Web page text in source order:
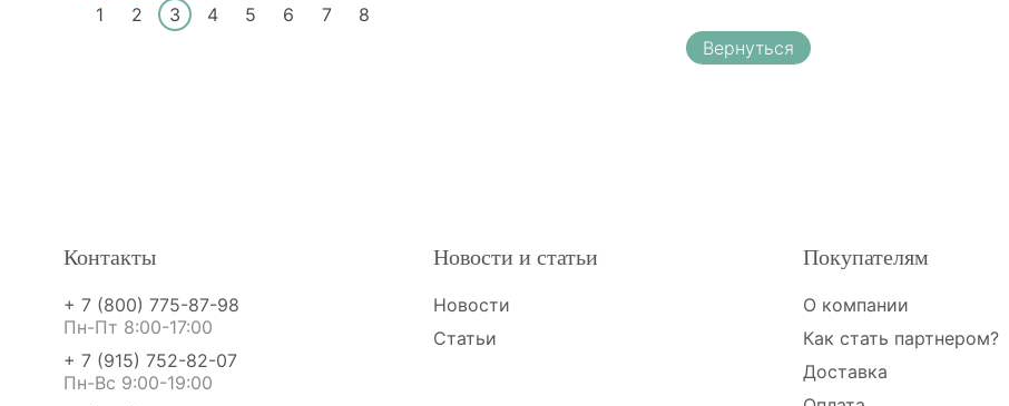
1 2 3 4 5 6 7
8
Вернуться
Контакты
+ 7 (800) 775-87-98
Пн-Пт 8:00-17:00
+ 7 (915) 752-82-07
Пн-Вс 9:00-19:00
Новости и статьи
Новости
Статьи
Покупателям
О компании
Как стать партнером?
Доставка